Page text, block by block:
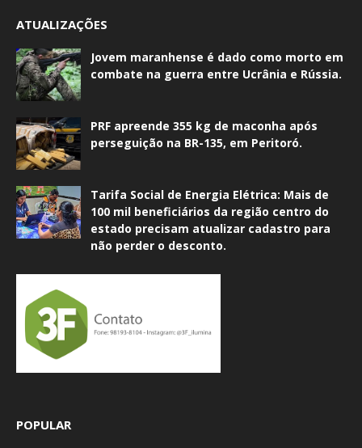
ATUALIZAÇÕES
Jovem maranhense é dado como morto em
combate na guerra entre Ucrânia e Rússia.
PRF apreende 355 kg de maconha após
perseguição na BR-135, em Peritoró.
Tarifa Social de Energia Elétrica: Mais de
100 mil beneficiários da região centro do
estado precisam atualizar cadastro para
não perder o desconto.
POPULAR